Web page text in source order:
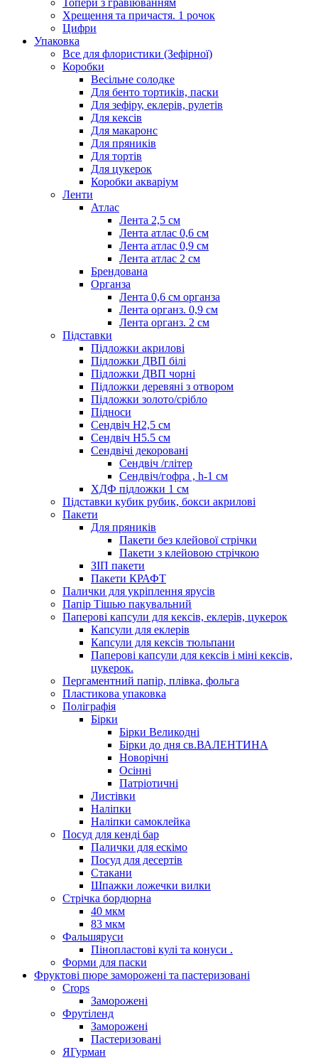
Топери з гравіюванням
Хрещення та причастя. 1 рочок
Цифри
Упаковка
Все для флористики (Зефірної)
Коробки
Весільне солодке
Для бенто тортиків, паски
Для зефіру, еклерів, рулетів
Для кексів
Для макаронс
Для пряників
Для тортів
Для цукерок
Коробки акваріум
Ленти
Атлас
Лента 2,5 см
Лента атлас 0,6 см
Лента атлас 0,9 см
Лента атлас 2 см
Брендована
Органза
Лента 0,6 см органза
Лента органз. 0,9 см
Лента органз. 2 см
Підставки
Підложки акрилові
Підложки ДВП білі
Підложки ДВП чорні
Підложки деревяні з отвором
Підложки золото/срібло
Підноси
Сендвіч H2,5 см
Сендвіч H5.5 см
Сендвічі декоровані
Сендвіч /глітер
Сендвіч/гофра , h-1 см
ХДФ підложки 1 см
Підставки кубик рубик, бокси акрилові
Пакети
Для пряників
Пакети без клейової стрічки
Пакети з клейовою стрічкою
ЗІП пакети
Пакети КРАФТ
Палички для укріплення ярусів
Папір Тішью пакувальний
Паперові капсули для кексів, еклерів, цукерок
Капсули для еклерів
Капсули для кексів тюльпани
Паперові капсули для кексів і міні кексів,
цукерок.
Пергаментний папір, плівка, фольга
Пластикова упаковка
Поліграфія
Бірки
Бірки Великодні
Бірки до дня св.ВАЛЕНТИНА
Новорічні
Осінні
Патріотичні
Листівки
Наліпки
Наліпки самоклейка
Посуд для кенді бар
Палички для ескімо
Посуд для десертів
Стакани
Шпажки ложечки вилки
Стрічка бордюрна
40 мкм
83 мкм
Фальшяруси
Пінопластові кулі та конуси .
Форми для паски
Фруктові пюре заморожені та пастеризовані
Crops
Заморожені
Фрутіленд
Заморожені
Пастеризовані
ЯГурман